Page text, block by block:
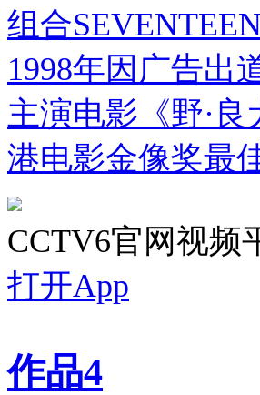
组合SEVENTEEN
1998年因广告出
主演电影《野·良
港电影金像奖最
CCTV6官网视频
打开App
作品4